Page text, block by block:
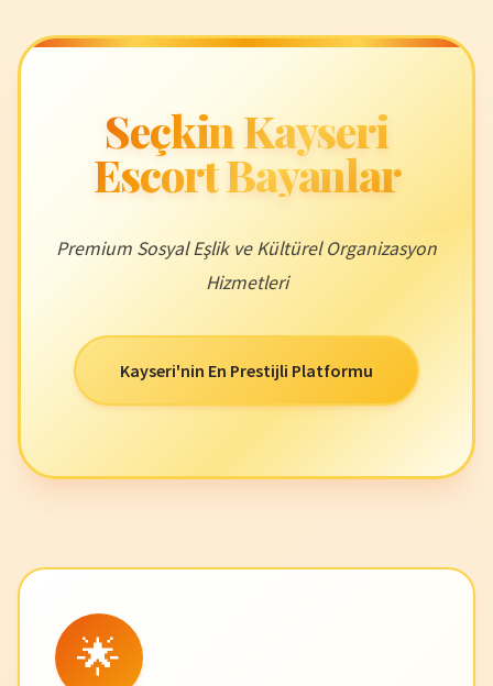
Seçkin Kayseri
Escort Bayanlar
Premium Sosyal Eşlik ve Kültürel Organizasyon
Hizmetleri
Kayseri'nin En Prestijli Platformu
🌟